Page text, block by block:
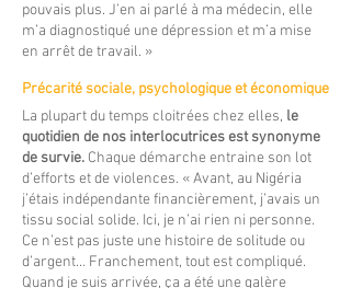
pouvais plus. J’en ai parlé à ma médecin, elle
m’a diagnostiqué une dépression et m’a mise
en arrêt de travail. »
Précarité sociale, psychologique et économique
La plupart du temps cloitrées chez elles, le
quotidien de nos interlocutrices est synonyme
de survie. Chaque démarche entraine son lot
d’efforts et de violences. « Avant, au Nigéria
j’étais indépendante financièrement, j’avais un
tissu social solide. Ici, je n’ai rien ni personne.
Ce n’est pas juste une histoire de solitude ou
d’argent… Franchement, tout est compliqué.
Quand je suis arrivée, ça a été une galère